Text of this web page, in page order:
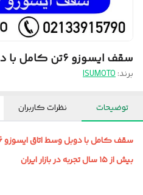
سقف ایسوزو ۶تن کامل با دوبل وسط اتاق
برند:ISUMOTO
توضیحات نظرات کاربران
بیش از ۱۵ سال تجربه در بازار ایران